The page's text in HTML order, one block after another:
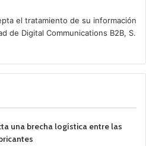
el tratamiento de su información
de Digital Communications B2B, S.
una brecha logística entre las